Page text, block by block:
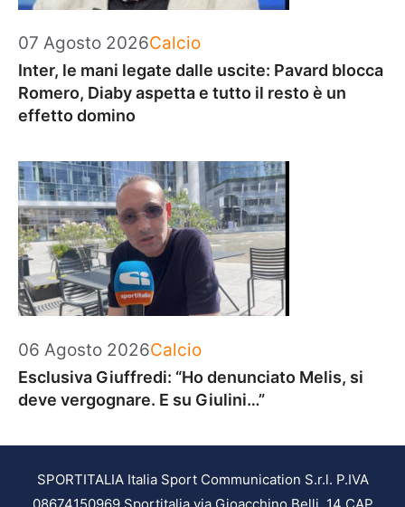
07 Agosto 2026Categorie
Calcio
Inter, le mani legate dalle uscite: Pavard blocca
Romero, Diaby aspetta e tutto il resto è un
effetto domino
06 Agosto 2026Categorie
Calcio
Esclusiva Giuffredi: “Ho denunciato Melis, si
deve vergognare. E su Giulini…”
SPORTITALIA Italia Sport Communication S.r.l. P.IVA